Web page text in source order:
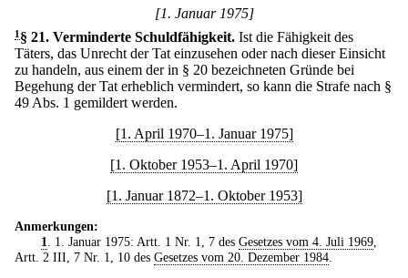
[1. Januar 1975]
1 § 21. Verminderte Schuldfähigkeit. Ist die Fähigkeit des
Täters, das Unrecht der Tat einzusehen oder nach dieser Einsicht
zu handeln, aus einem der in § 20 bezeichneten Gründe bei
Begehung der Tat erheblich vermindert, so kann die Strafe nach §
49 Abs. 1 gemildert werden.
[1. April 1970–1. Januar 1975]
[1. Oktober 1953–1. April 1970]
[1. Januar 1872–1. Oktober 1953]
Anmerkungen:
1
. 1. Januar 1975: Artt. 1 Nr. 1, 7 des Gesetzes vom 4. Juli 1969,
Artt. 2 III, 7 Nr. 1, 10 des Gesetzes vom 20. Dezember 1984